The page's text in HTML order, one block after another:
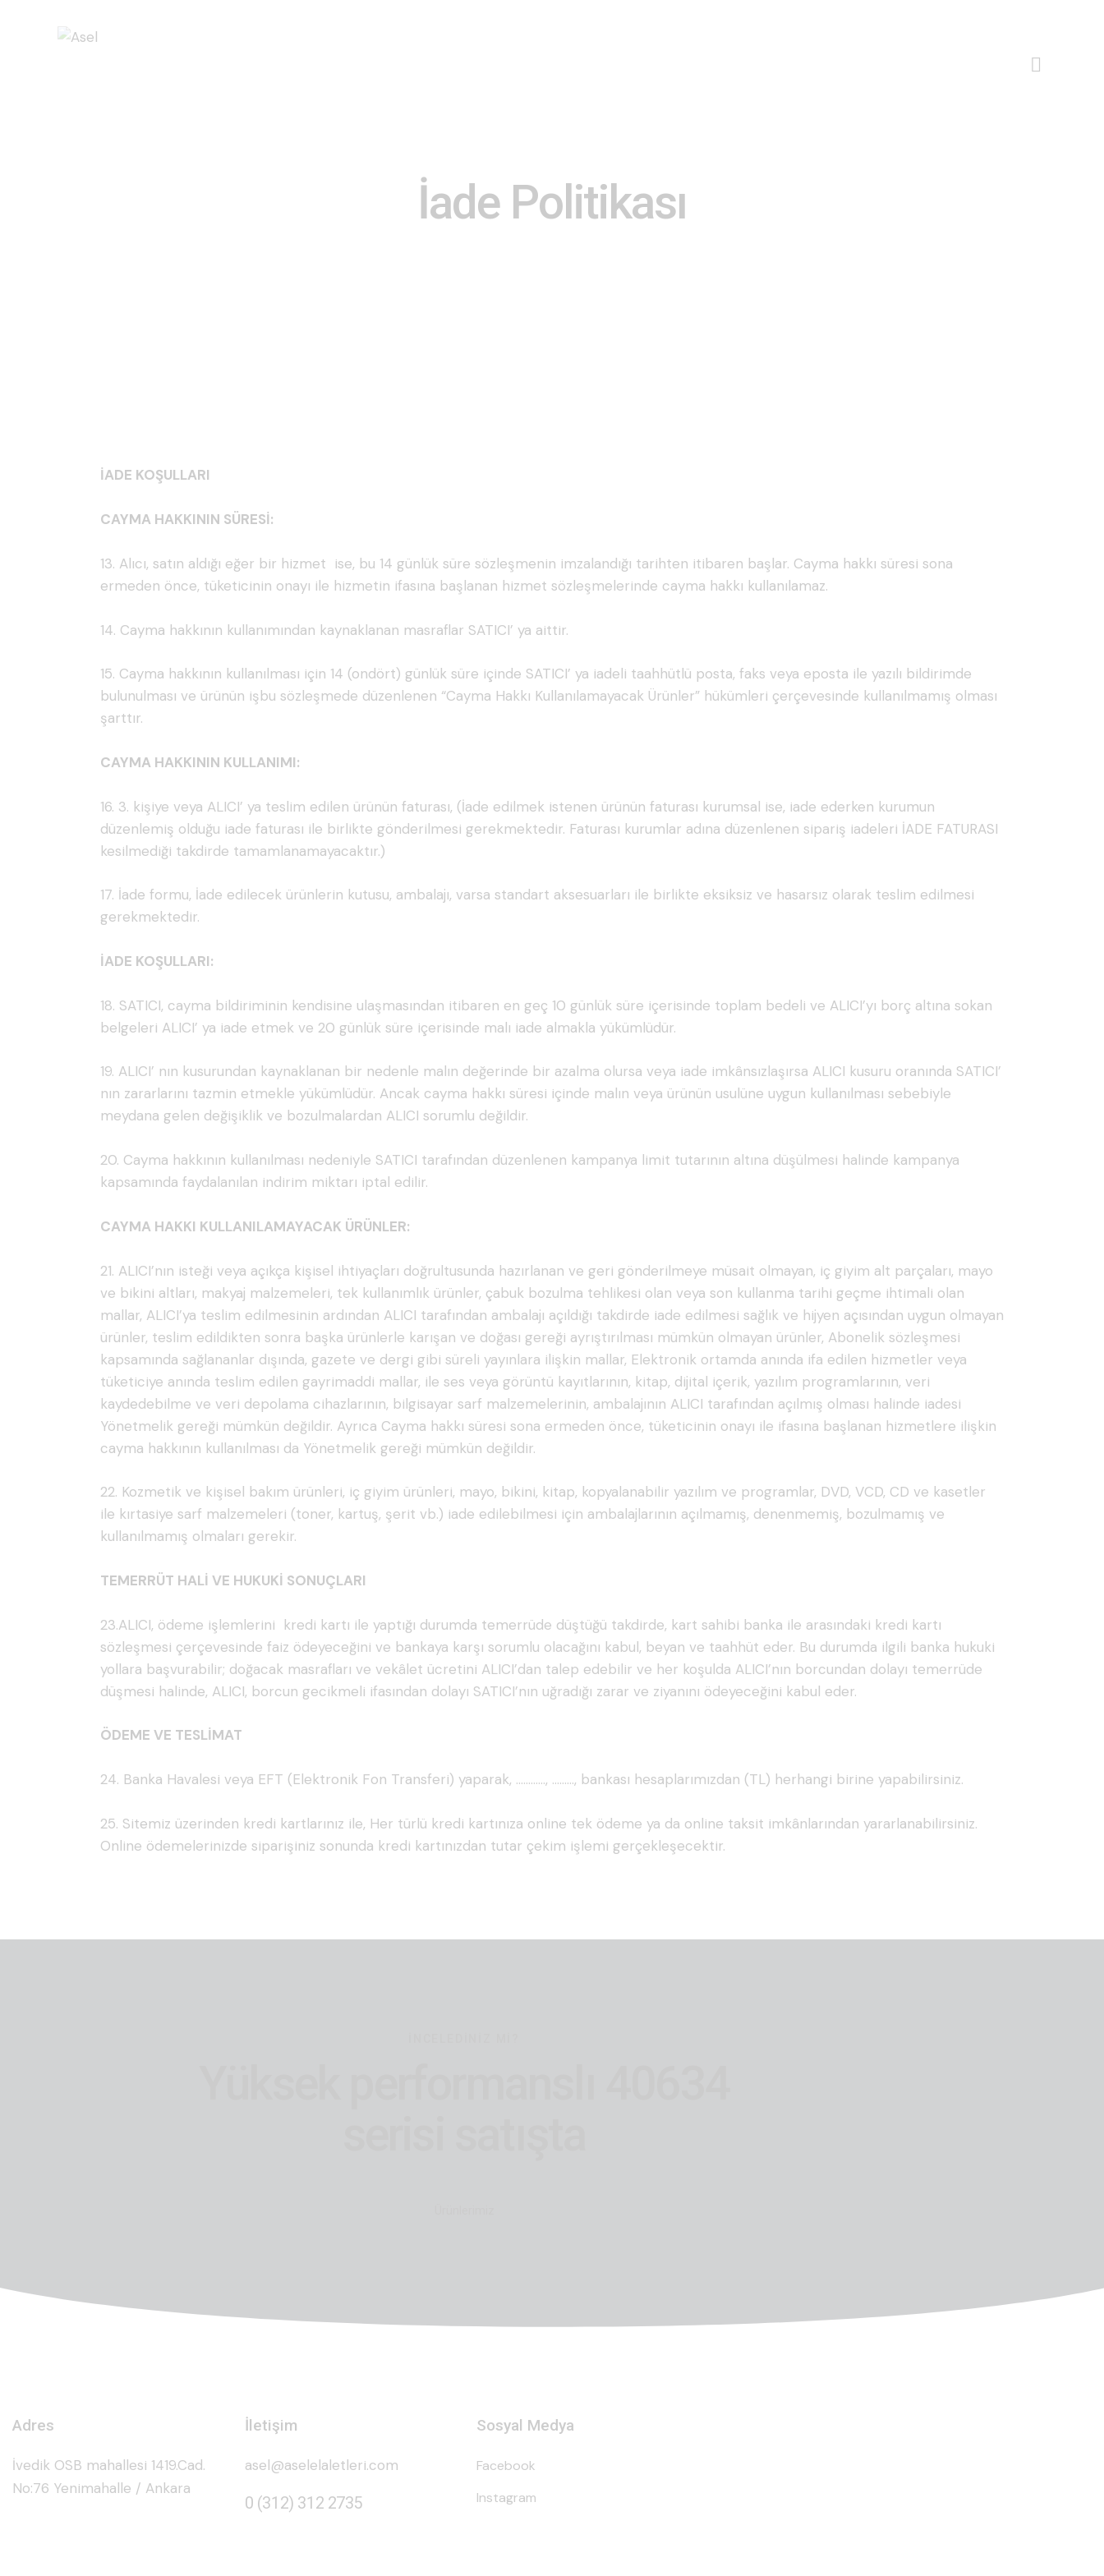
İade Politikası
İADE KOŞULLARI
CAYMA HAKKININ SÜRESİ:
13. Alıcı, satın aldığı eğer bir hizmet ise, bu 14 günlük süre sözleşmenin imzalandığı tarihten itibaren başlar. Cayma hakkı süresi sona
ermeden önce, tüketicinin onayı ile hizmetin ifasına başlanan hizmet sözleşmelerinde cayma hakkı kullanılamaz.
14. Cayma hakkının kullanımından kaynaklanan masraflar SATICI’ ya aittir.
15. Cayma hakkının kullanılması için 14 (ondört) günlük süre içinde SATICI’ ya iadeli taahhütlü posta, faks veya eposta ile yazılı bildirimde
bulunulması ve ürünün işbu sözleşmede düzenlenen “Cayma Hakkı Kullanılamayacak Ürünler” hükümleri çerçevesinde kullanılmamış olması
şarttır.
CAYMA HAKKININ KULLANIMI:
16. 3. kişiye veya ALICI’ ya teslim edilen ürünün faturası, (İade edilmek istenen ürünün faturası kurumsal ise, iade ederken kurumun
düzenlemiş olduğu iade faturası ile birlikte gönderilmesi gerekmektedir. Faturası kurumlar adına düzenlenen sipariş iadeleri İADE FATURASI
kesilmediği takdirde tamamlanamayacaktır.)
17. İade formu, İade edilecek ürünlerin kutusu, ambalajı, varsa standart aksesuarları ile birlikte eksiksiz ve hasarsız olarak teslim edilmesi
gerekmektedir.
İADE KOŞULLARI:
18. SATICI, cayma bildiriminin kendisine ulaşmasından itibaren en geç 10 günlük süre içerisinde toplam bedeli ve ALICI’yı borç altına sokan
belgeleri ALICI’ ya iade etmek ve 20 günlük süre içerisinde malı iade almakla yükümlüdür.
19. ALICI’ nın kusurundan kaynaklanan bir nedenle malın değerinde bir azalma olursa veya iade imkânsızlaşırsa ALICI kusuru oranında SATICI’
nın zararlarını tazmin etmekle yükümlüdür. Ancak cayma hakkı süresi içinde malın veya ürünün usulüne uygun kullanılması sebebiyle
meydana gelen değişiklik ve bozulmalardan ALICI sorumlu değildir.
20. Cayma hakkının kullanılması nedeniyle SATICI tarafından düzenlenen kampanya limit tutarının altına düşülmesi halinde kampanya
kapsamında faydalanılan indirim miktarı iptal edilir.
CAYMA HAKKI KULLANILAMAYACAK ÜRÜNLER:
21. ALICI’nın isteği veya açıkça kişisel ihtiyaçları doğrultusunda hazırlanan ve geri gönderilmeye müsait olmayan, iç giyim alt parçaları, mayo
ve bikini altları, makyaj malzemeleri, tek kullanımlık ürünler, çabuk bozulma tehlikesi olan veya son kullanma tarihi geçme ihtimali olan
mallar, ALICI’ya teslim edilmesinin ardından ALICI tarafından ambalajı açıldığı takdirde iade edilmesi sağlık ve hijyen açısından uygun olmayan
ürünler, teslim edildikten sonra başka ürünlerle karışan ve doğası gereği ayrıştırılması mümkün olmayan ürünler, Abonelik sözleşmesi
kapsamında sağlananlar dışında, gazete ve dergi gibi süreli yayınlara ilişkin mallar, Elektronik ortamda anında ifa edilen hizmetler veya
tüketiciye anında teslim edilen gayrimaddi mallar, ile ses veya görüntü kayıtlarının, kitap, dijital içerik, yazılım programlarının, veri
kaydedebilme ve veri depolama cihazlarının, bilgisayar sarf malzemelerinin, ambalajının ALICI tarafından açılmış olması halinde iadesi
Yönetmelik gereği mümkün değildir. Ayrıca Cayma hakkı süresi sona ermeden önce, tüketicinin onayı ile ifasına başlanan hizmetlere ilişkin
cayma hakkının kullanılması da Yönetmelik gereği mümkün değildir.
22. Kozmetik ve kişisel bakım ürünleri, iç giyim ürünleri, mayo, bikini, kitap, kopyalanabilir yazılım ve programlar, DVD, VCD, CD ve kasetler
ile kırtasiye sarf malzemeleri (toner, kartuş, şerit vb.) iade edilebilmesi için ambalajlarının açılmamış, denenmemiş, bozulmamış ve
kullanılmamış olmaları gerekir.
TEMERRÜT HALİ VE HUKUKİ SONUÇLARI
23.ALICI, ödeme işlemlerini kredi kartı ile yaptığı durumda temerrüde düştüğü takdirde, kart sahibi banka ile arasındaki kredi kartı
sözleşmesi çerçevesinde faiz ödeyeceğini ve bankaya karşı sorumlu olacağını kabul, beyan ve taahhüt eder. Bu durumda ilgili banka hukuki
yollara başvurabilir; doğacak masrafları ve vekâlet ücretini ALICI’dan talep edebilir ve her koşulda ALICI’nın borcundan dolayı temerrüde
düşmesi halinde, ALICI, borcun gecikmeli ifasından dolayı SATICI’nın uğradığı zarar ve ziyanını ödeyeceğini kabul eder.
ÖDEME VE TESLİMAT
24. Banka Havalesi veya EFT (Elektronik Fon Transferi) yaparak, …………, ………, bankası hesaplarımızdan (TL) herhangi birine yapabilirsiniz.
25. Sitemiz üzerinden kredi kartlarınız ile, Her türlü kredi kartınıza online tek ödeme ya da online taksit imkânlarından yararlanabilirsiniz.
Online ödemelerinizde siparişiniz sonunda kredi kartınızdan tutar çekim işlemi gerçekleşecektir.
Adres
İvedik OSB mahallesi 1419.Cad.
No:76 Yenimahalle / Ankara
İletişim
asel@aselelaletleri.com
0 (312) 312 2735
Sosyal Medya
Facebook
Instagram